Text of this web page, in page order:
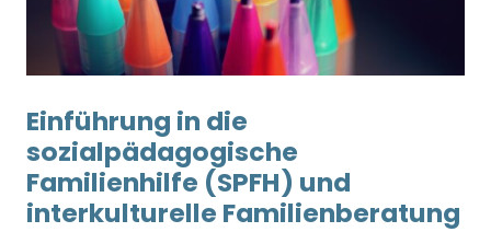
Einführung in die
sozialpädagogische
Familienhilfe (SPFH) und
interkulturelle Familienberatung